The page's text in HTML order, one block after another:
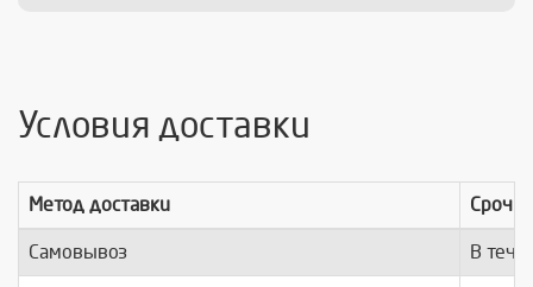
Условия доставки
Метод доставки
Самовывоз В